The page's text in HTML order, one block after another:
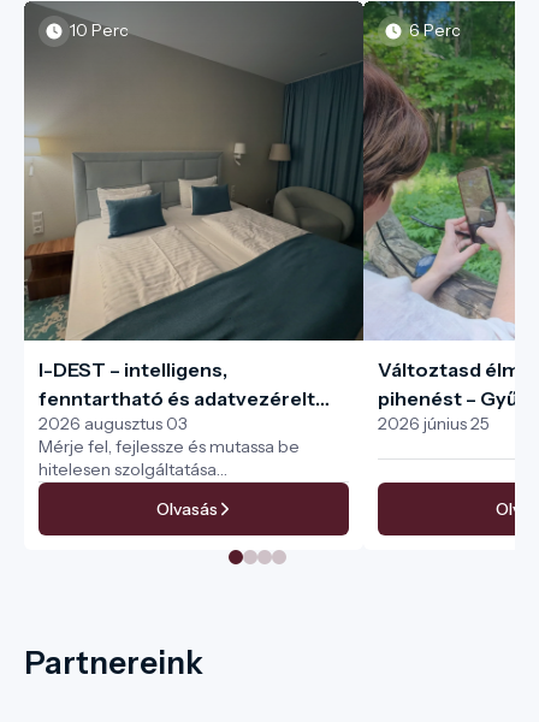
10 Perc
I-DEST – intelligens,
fenntartható és adatvezérelt
turisztikai menedzsment a teljes
turisztikai ökoszisztéma
számára
2026 augusztus 03
Mérje fel, fejlessze és mutassa be
hitelesen szolgáltatása
fenntarthatóságát
Olvasás
6 Perc
Változtasd
pihenést –
pecséteket az I-
2026 június 25
Partnereink